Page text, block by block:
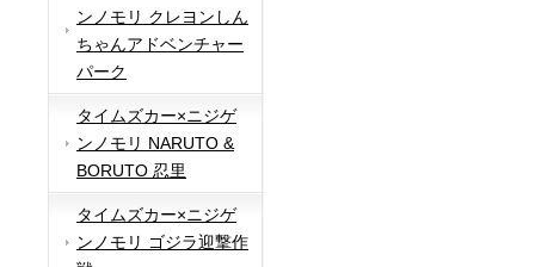
ンノモリ クレヨンしん
ちゃんアドベンチャー
パーク
タイムズカー×ニジゲ
ンノモリ NARUTO &
BORUTO 忍里
タイムズカー×ニジゲ
ンノモリ ゴジラ迎撃作